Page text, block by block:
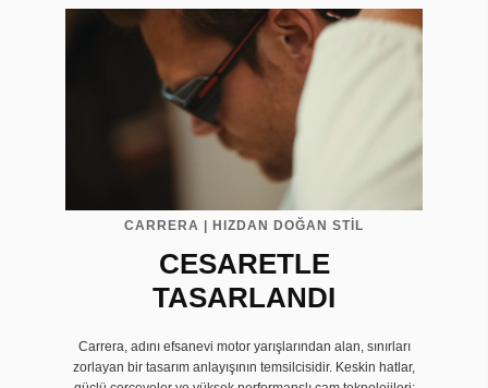
CARRERA | HIZDAN DOĞAN STİL
CESARETLE
TASARLANDI
Carrera, adını efsanevi motor yarışlarından alan, sınırları
zorlayan bir tasarım anlayışının temsilcisidir. Keskin hatlar,